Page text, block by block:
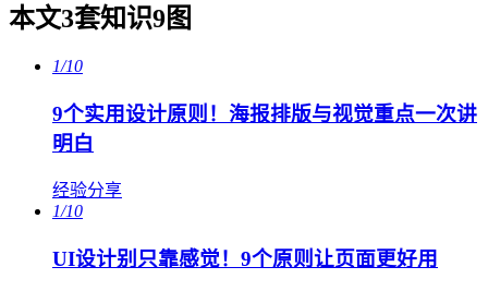
本文3套知识9图
1/10
9个实用设计原则！海报排版与视觉重点一次讲
明白
经验分享
1/10
UI设计别只靠感觉！9个原则让页面更好用